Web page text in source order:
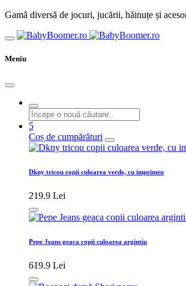
Gamă diversă de jocuri, jucării, hăinuțe și
Meniu
5
Coș de cumpărături
Dkny tricou copii culoarea verde, cu imprimeu
219.9 Lei
Pepe Jeans geaca copii culoarea argintiu
619.9 Lei